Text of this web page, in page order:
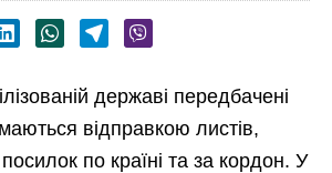
державі передбачені
відправкою листів,
по країні та за кордон. У